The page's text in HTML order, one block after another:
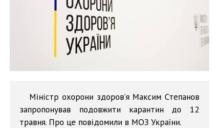
Міністр охорони здоров’я Максим Степанов
запропонував подовжити карантин до 12
травня. Про це повідомили в МОЗ України.